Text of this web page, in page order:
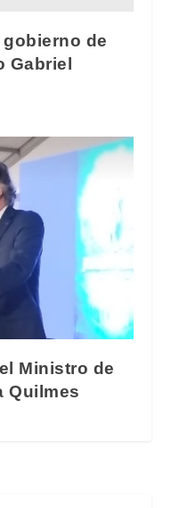
de
Gabriel
Ministro de
Quilmes